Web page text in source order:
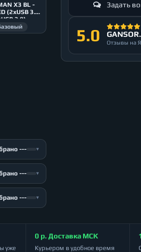
X3 BL -
(2xUSB 3.0,
2.0)
--- ▾
--- ▾
--- ▾
Задать
5.0 Отзывы на
уже
0 р. Доставка МСК
Курьером в удобное время